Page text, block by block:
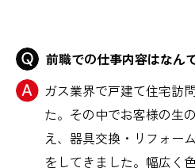
前職での仕事内容はなん
ガス業界で戸建て住宅訪
た。その中でお客様の生
え、器具交換・リフォー
をしてきました。幅広く